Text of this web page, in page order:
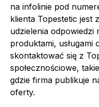
na infolinie pod
klienta Topestetic jest
udzielenia odpowiedzi
produktami,
skontaktować się z
społecznościowe,
gdzie firma publikuje
oferty.